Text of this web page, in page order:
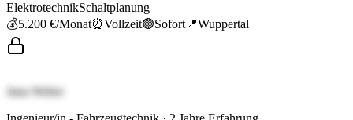
ElektrotechnikSchaltplanung
💰5.200 €/Monat⏰Vollzeit🟢Sofort 📍Wuppertal
Jana Weber